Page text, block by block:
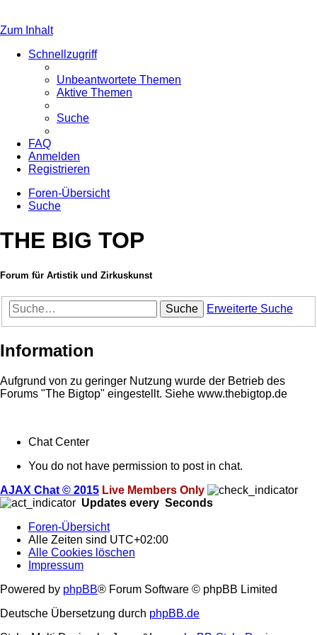
Zum Inhalt
Schnellzugriff
Unbeantwortete Themen
Aktive Themen
Suche
FAQ
Anmelden
Registrieren
Foren-Übersicht
Suche
THE BIG TOP
Forum für Artistik und Zirkuskunst
Suche Erweiterte Suche
Information
Aufgrund von zu geringer Nutzung wurde der Betrieb des
Forums "The Bigtop" eingestellt. Siehe www.thebigtop.de
Chat Center
You do not have permission to post in chat.
AJAX Chat © 2015 Live Members Only
Updates every Seconds
Foren-Übersicht
Alle Zeiten sind UTC+02:00
Alle Cookies löschen
Impressum
Powered by phpBB® Forum Software © phpBB Limited
Deutsche Übersetzung durch phpBB.de